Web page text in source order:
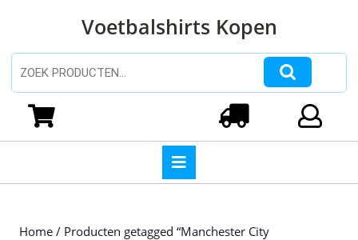
inhoud
Voetbalshirts Kopen
Zoeken naar:
Home / Producten getagged “Manchester City